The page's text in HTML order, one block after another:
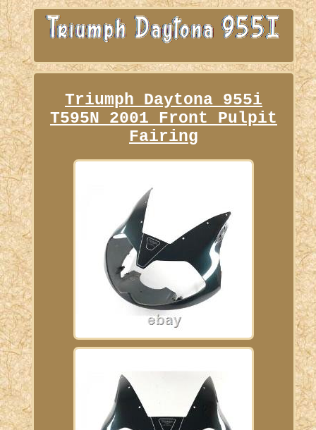
Triumph Daytona 955i
T595N 2001 Front Pulpit
Fairing